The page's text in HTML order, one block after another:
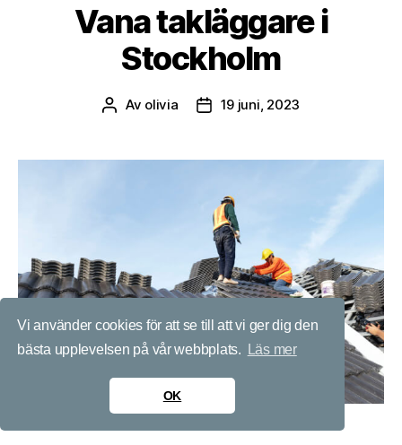
Vi använder cookies för att se till att vi ger dig den
bästa upplevelsen på vår webbplats.
Läs mer
OK
Vana takläggare i
Stockholm
Inläggsförfattare
Av olivia Inläggsdatum
19 juni, 2023